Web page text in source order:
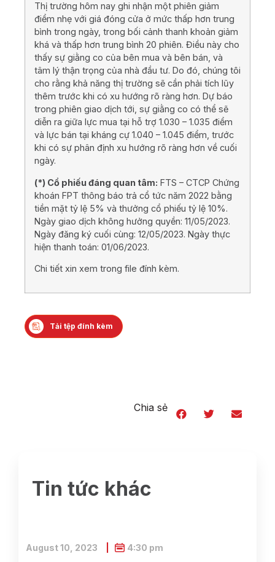
Thị trường hôm nay ghi nhận một phiên giảm
điểm nhẹ với giá đóng cửa ở mức thấp hơn trung
bình trong ngày, trong bối cảnh thanh khoản giảm
khá và thấp hơn trung bình 20 phiên. Điều này cho
thấy sự giằng co của bên mua và bên bán, và
tâm lý thận trọng của nhà đầu tư. Do đó, chúng tôi
cho rằng khả năng thị trường sẽ cần phải tích lũy
thêm trước khi có xu hướng rõ ràng hơn. Dự báo
trong phiên giao dịch tới, sự giằng co có thể sẽ
diễn ra giữa lực mua tại hỗ trợ 1.030 – 1.035 điểm
và lực bán tại kháng cự 1.040 – 1.045 điểm, trước
khi có sự phân định xu hướng rõ ràng hơn về cuối
ngày.
(*) Cổ phiếu đáng quan tâm: FTS – CTCP Chứng
khoán FPT thông báo trả cổ tức năm 2022 bằng
tiền mặt tỷ lệ 5% và thưởng cổ phiếu tỷ lệ 10%.
Ngày giao dịch không hưởng quyền: 11/05/2023.
Ngày đăng ký cuối cùng: 12/05/2023. Ngày thực
hiện thanh toán: 01/06/2023.
Chi tiết xin xem trong file đính kèm.
Tải tệp đính kèm
Chia sẻ
Tin tức khác
August 10, 2023 4:30 pm